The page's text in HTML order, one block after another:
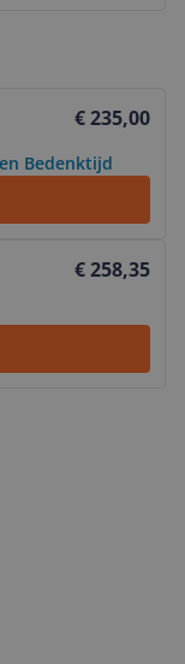
€ 235,00
Bedenktijd
€ 258,35